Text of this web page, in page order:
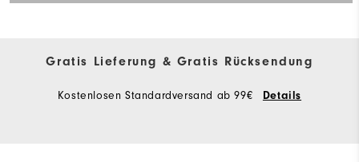
Gratis Lieferung & Gratis Rücksendung
Kostenlosen Standardversand ab 99€ Details